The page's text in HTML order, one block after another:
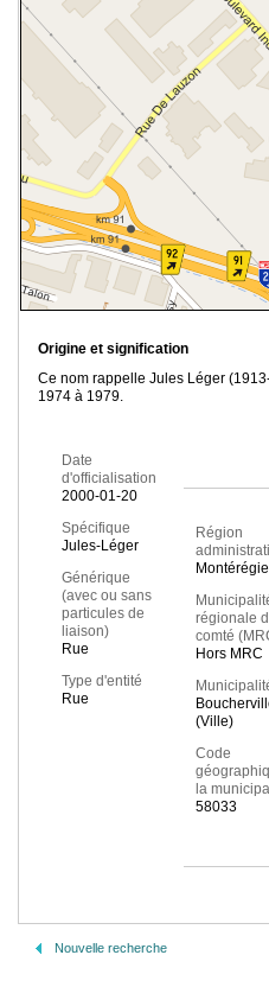
Origine et signification
Ce nom rappelle Jules Léger
1974 à 1979.
Date
d'officialisation
2000-01-20
Spécifique
Jules-Léger
Générique
(avec ou sans
particules de
liaison)
Rue
Type d'entité
Rue
Région
Montérégie
régionale
comté
Hors MRC
(Ville)
Code
la
58033
Nouvelle recherche